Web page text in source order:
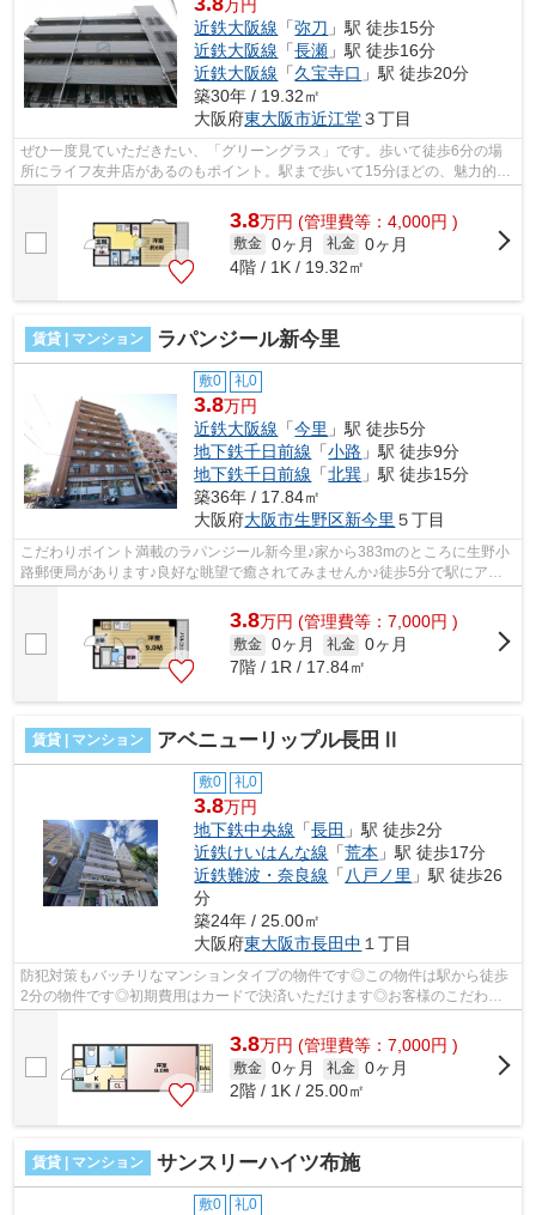
万円
近鉄大阪線 「弥刀 」駅 徒歩15分
近鉄大阪線 「長瀬 」駅 徒歩16分
近鉄大阪線 「久宝寺口 」駅 徒歩20分
築30年 / 19.32㎡
大阪府東大阪市近江堂３丁目
ぜひ一度見ていただきたい、「グリーングラス」です。歩いて徒歩6分の場
所にライフ友井店があるのもポイント。駅まで歩いて15分ほどの、魅力的な
3.8万円 (管理費等：4,000円 )
敷金 0ヶ月 礼金 0ヶ月
4階 / 1K / 19.32㎡
賃貸 | マンション ラパンジール新今里
敷0 礼0
3.8万円
近鉄大阪線 「今里 」駅 徒歩5分
地下鉄千日前線 「小路 」駅 徒歩9分
地下鉄千日前線 「北巽 」駅 徒歩15分
築36年 / 17.84㎡
大阪府大阪市生野区新今里 ５丁目
こだわりポイント満載のラパンジール新今里♪家から383mのところに生野小
路郵便局があります♪良好な眺望で癒されてみませんか♪徒歩5分で駅にアク
セスできる物件です♪大阪市生野区エリア...
3.8万円 (管理費等：7,000円 )
敷金 0ヶ月 礼金 0ヶ月
7階 / 1R / 17.84㎡
賃貸 | マンション アベニューリップル長田Ⅱ
敷0 礼0
3.8万円
地下鉄中央線 「長田 」駅 徒歩2分
近鉄けいはんな線 「荒本 」駅 徒歩17分
近鉄難波・奈良線 「八戸ノ里 」駅 徒歩26
分
築24年 / 25.00㎡
大阪府東大阪市長田中 １丁目
防犯対策もバッチリなマンションタイプの物件です◎この物件は駅から徒歩
2分の物件です◎初期費用はカードで決済いただけます◎お客様のこだわり
やニーズに合わせた物件をご紹介いたしま...
3.8万円 (管理費等：7,000円 )
敷金 0ヶ月 礼金 0ヶ月
2階 / 1K / 25.00㎡
賃貸 | マンション サンスリーハイツ布施
敷0 礼0